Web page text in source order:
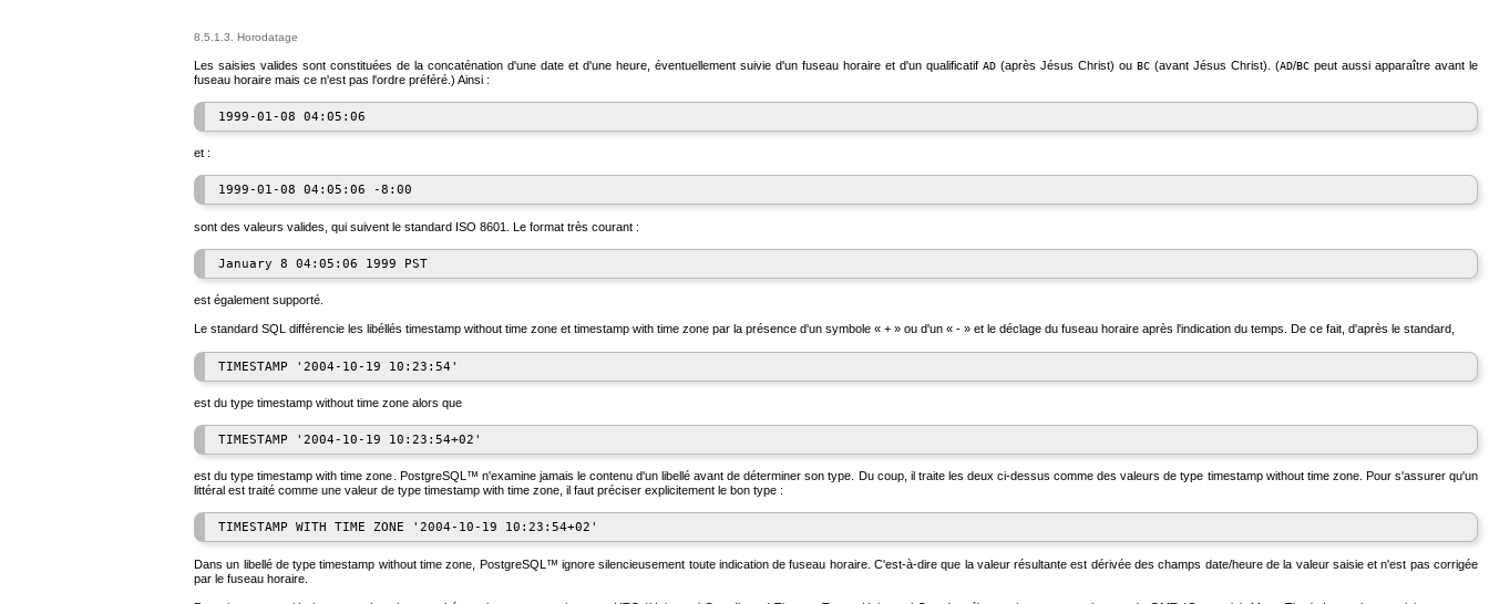
8.5.1.3. Horodatage
Les saisies valides sont constituées de la concaténation d'une date et d'une heure, éventuellement suivie d'un fuseau horaire et d'un qualificatif AD (après Jésus Christ) ou BC (avant Jésus Christ). (AD/BC peut aussi apparaître avant le
fuseau horaire mais ce n'est pas l'ordre préféré.) Ainsi :
et :
sont des valeurs valides, qui suivent le standard ISO 8601. Le format très courant :
est également supporté.
Le standard SQL différencie les libéllés timestamp without time zone et timestamp with time zone par la présence d'un symbole « + » ou d'un « - » et le déclage du fuseau horaire après l'indication du temps. De ce fait, d'après le standard,
est du type timestamp without time zone alors que
est du typetimestamp with time zone PostgreSQL ™ n'examine jamais le contenu d'un libellé avant de déterminer son type. Du coup, il traite les deux ci-dessus comme des valeurs de type timestamp without time zone. Pour s'assurer qu'un
littéral est traité comme une valeur de type timestamp with time zone , il faut préciser explicitement le bon type :
Dans un libellé de typetimestamp without time zone PostgreSQL ™ ignore silencieusement toute indication de fuseau horaire. C'est-à-dire que la valeur résultante est dérivée des champs date/heure de la valeur saisie et n'est pas corrigée
par le fuseau horaire.